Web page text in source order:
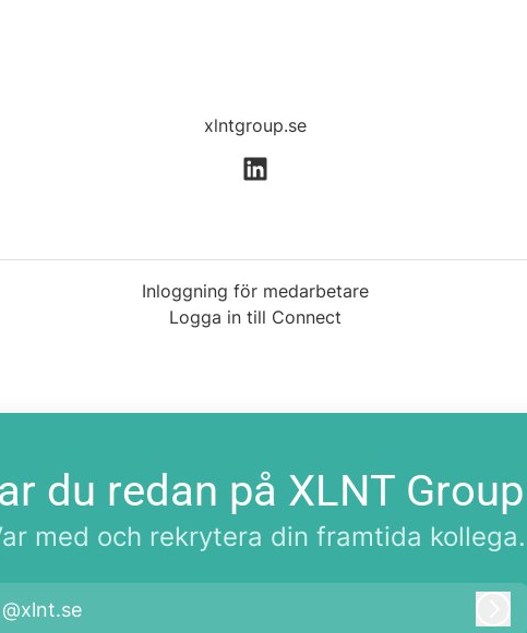
xlntgroup.se
Inloggning för medarbetare
Logga in till Connect
du redan på XLNT
med och rekrytera din framtida kollega.
@xlnt.se